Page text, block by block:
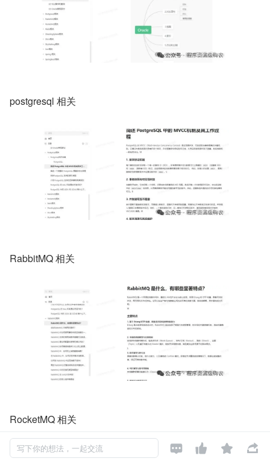
postgresql 相关
RabbitMQ 相关
RocketMQ 相关
写下你的想法，一起交流    